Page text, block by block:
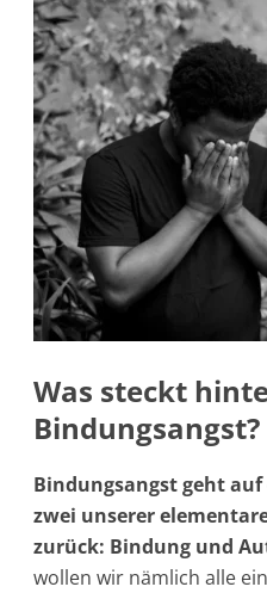
Was steckt
Bindungsangst?
Bindungsangst geht
zwei unserer
zurück: Bindung und
wollen wir nämlich alle